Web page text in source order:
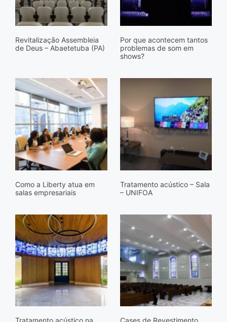
Revitalização Assembleia
de Deus – Abaetetuba (PA)
Por que acontecem tantos
problemas de som em
shows?
Como a Liberty atua em
salas empresariais
Tratamento acústico – Sala
– UNIFOA